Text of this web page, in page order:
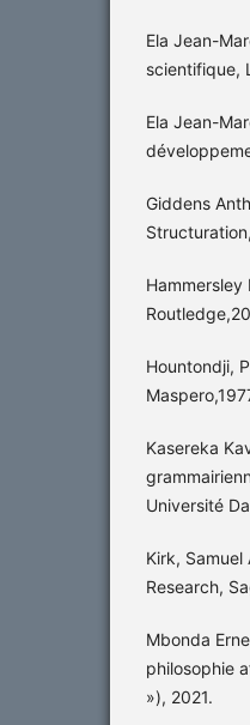
Ela Jean-
scientifique,
Ela Jean-
Giddens
Hountondji,
Kasereka
Université
Kirk,
Research,
Mbonda
philosophie
»), 2021.